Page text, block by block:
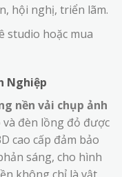
hội nghị, triển lãm.
studio hoặc mua
Nghiệp
nền vải chụp ảnh
đèn lồng đỏ được
cao cấp đảm bảo
sáng, cho hình